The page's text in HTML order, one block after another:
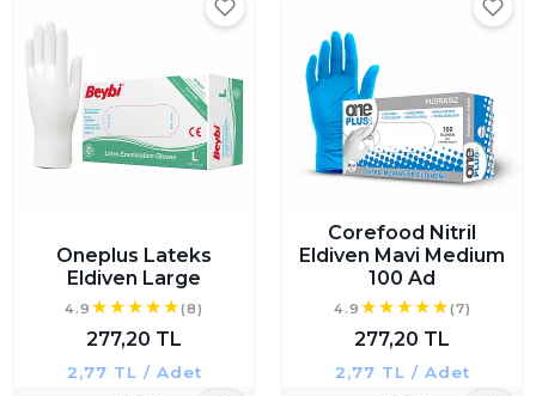
Oneplus Lateks
Eldiven Large
4.9 (8)
277,20 TL
2,77 TL / Adet
Corefood Nitril
Eldiven Mavi Medium
100 Ad
4.9 (7)
277,20 TL
2,77 TL / Adet